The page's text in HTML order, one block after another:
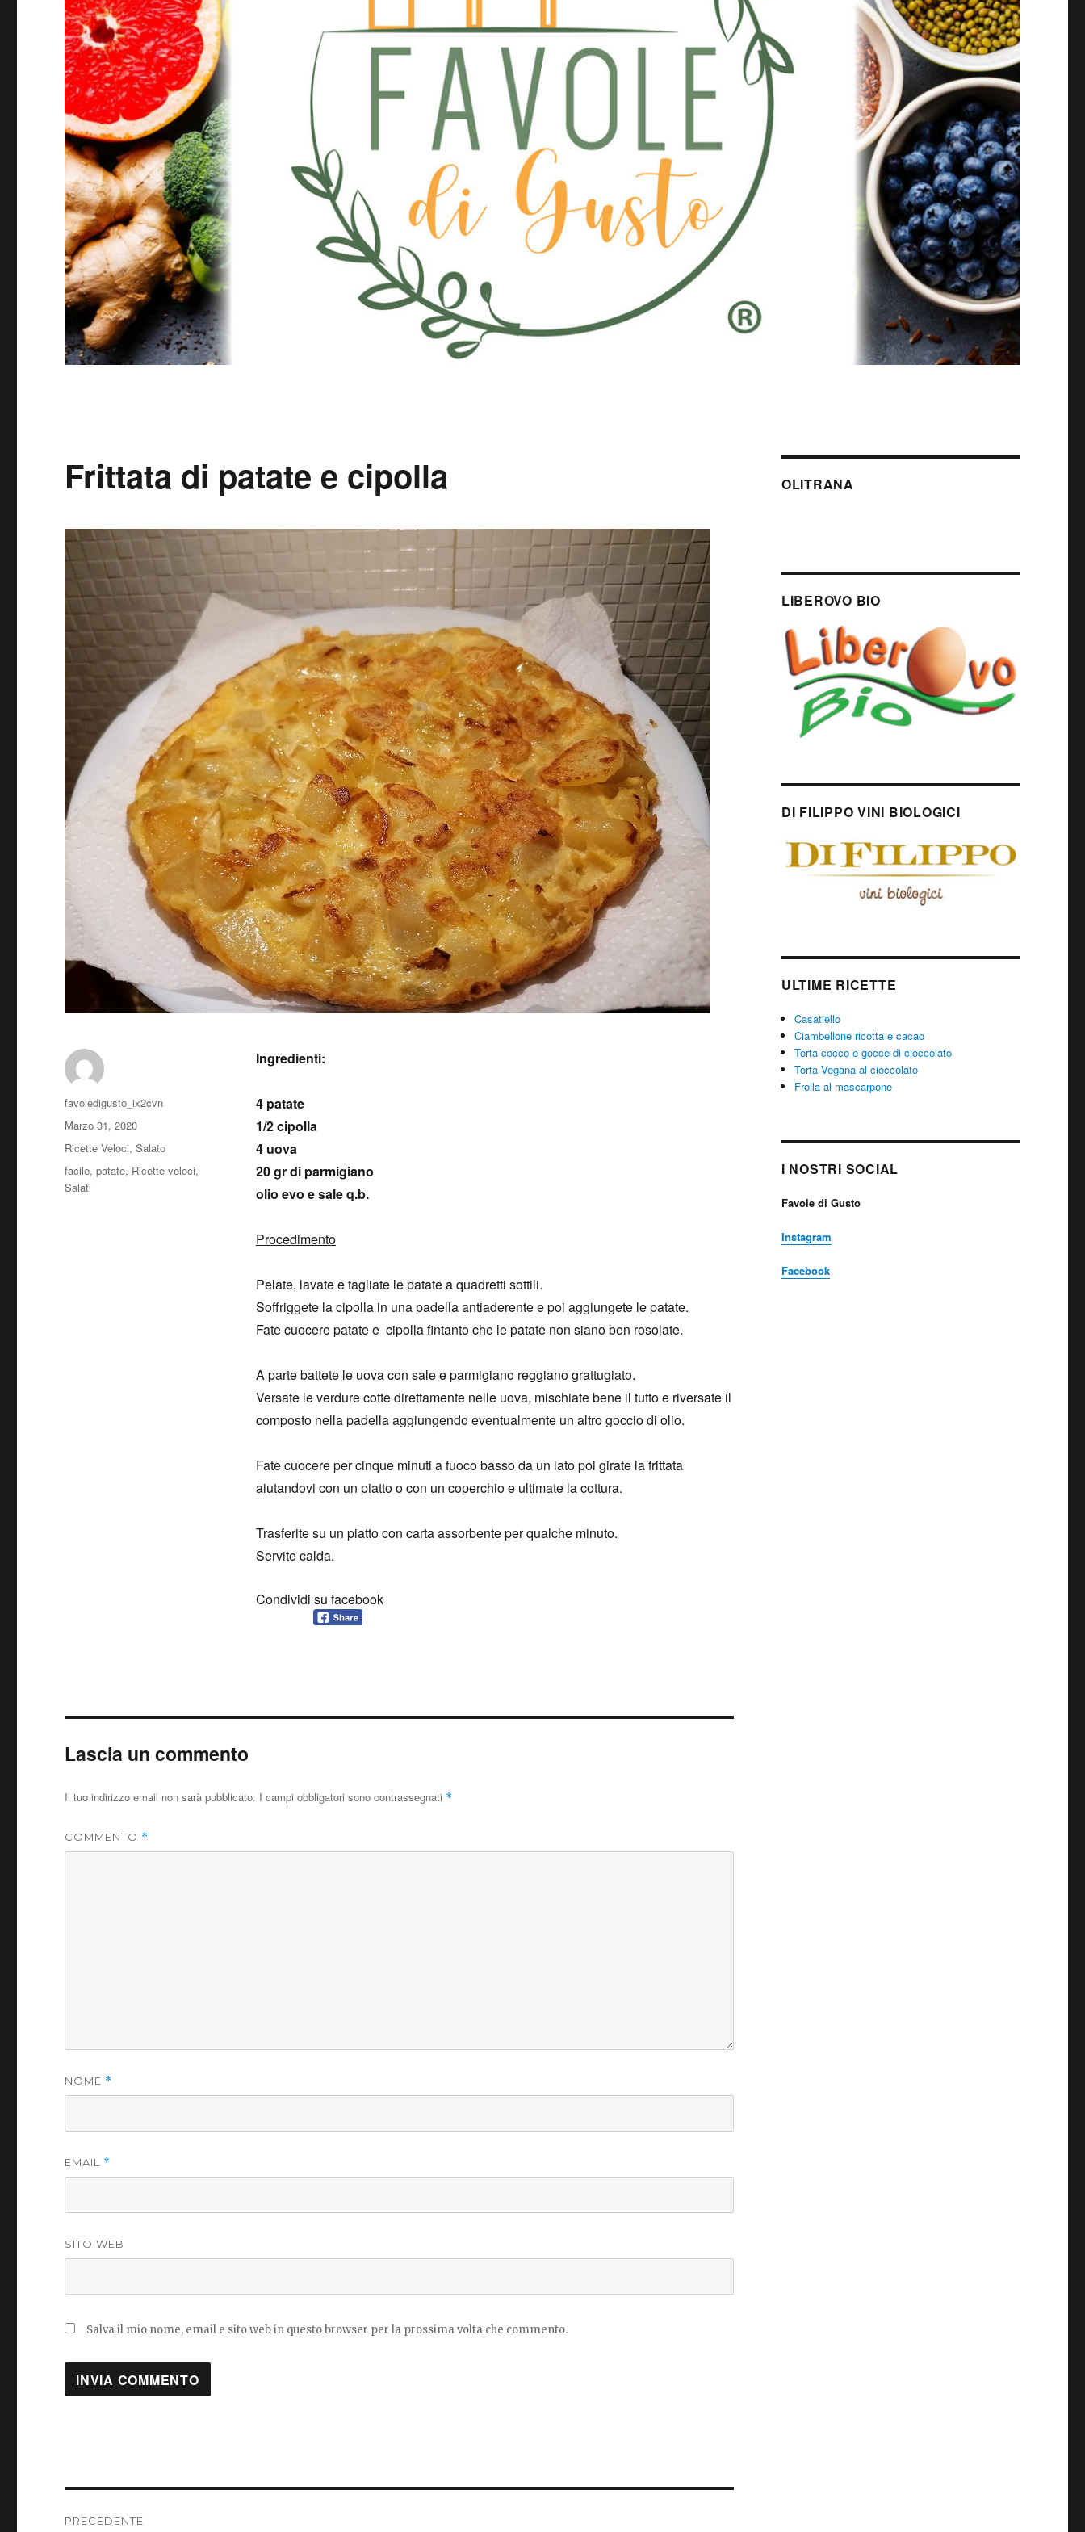
Frittata di patate e cipolla
Ingredienti:
4 patate
1/2 cipolla
4 uova
20 gr di parmigiano
olio evo e sale q.b.
Procedimento
Pelate, lavate e tagliate le patate a quadretti sottili.
Soffriggete la cipolla in una padella antiaderente e poi aggiungete le patate.
Fate cuocere patate e cipolla fintanto che le patate non siano ben rosolate.
A parte battete le uova con sale e parmigiano reggiano grattugiato.
Versate le verdure cotte direttamente nelle uova, mischiate bene il tutto e riversate il
composto nella padella aggiungendo eventualmente un altro goccio di olio.
Fate cuocere per cinque minuti a fuoco basso da un lato poi girate la frittata
aiutandovi con un piatto o con un coperchio e ultimate la cottura.
Trasferite su un piatto con carta assorbente per qualche minuto.
Servite calda.
Condividi su facebook
Autore
favoledigusto_ix2cvn
Pubblicato
il
Marzo 31, 2020
Categorie
Ricette Veloci,Salato
Tag
facile,patate, Ricette veloci,
Salati
Lascia un commento
Il tuo indirizzo email non sarà pubblicato. I campi obbligatori sono contrassegnati *
COMMENTO *
NOME *
EMAIL *
SITO WEB
Salva il mio nome, email e sito web in questo browser per la prossima volta che commento.
PRECEDENTE
OLITRANA
LIBEROVO BIO
DI FILIPPO VINI BIOLOGICI
ULTIME RICETTE
Casatiello
Ciambellone ricotta e cacao
Torta cocco e gocce di cioccolato
Torta Vegana al cioccolato
Frolla al mascarpone
I NOSTRI SOCIAL
Favole di Gusto
Instagram
Facebook